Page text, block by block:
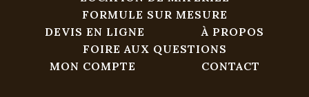
FORMULE SUR MESURE
DEVIS EN LIGNE
À PROPOS
FOIRE AUX QUESTIONS
MON COMPTE
CONTACT